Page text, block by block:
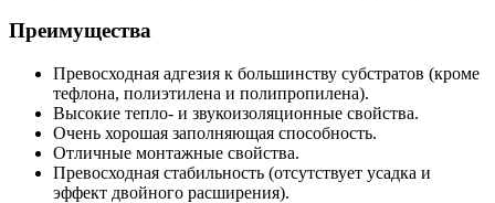
Преимущества
Превосходная адгезия к большинству субстратов (кроме
тефлона, полиэтилена и полипропилена).
Высокие тепло- и звукоизоляционные свойства.
Очень хорошая заполняющая способность.
Отличные монтажные свойства.
Превосходная стабильность (отсутствует усадка и
эффект двойного расширения).